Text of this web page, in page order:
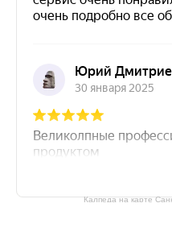
Калпеда на карте